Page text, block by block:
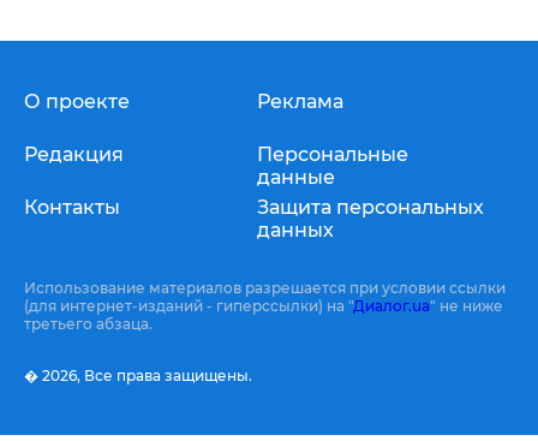
О проекте
Редакция
Контакты
Реклама
Персональные
данные
Защита персональных
данных
Использование материалов разрешается при условии ссылки
(для интернет-изданий - гиперссылки) на "Диалог.ua" не ниже
третьего абзаца.
� 2026, Все права защищены.